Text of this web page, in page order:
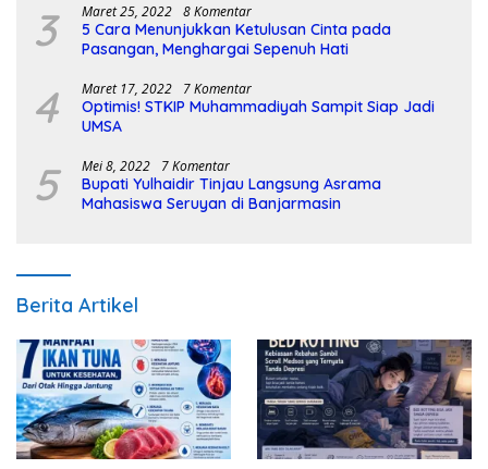
3 Maret 25, 2022 8 Komentar
5 Cara Menunjukkan Ketulusan Cinta pada
Pasangan, Menghargai Sepenuh Hati
4 Maret 17, 2022 7 Komentar
Optimis! STKIP Muhammadiyah Sampit Siap Jadi
UMSA
5 Mei 8, 2022 7 Komentar
Bupati Yulhaidir Tinjau Langsung Asrama
Mahasiswa Seruyan di Banjarmasin
Berita Artikel